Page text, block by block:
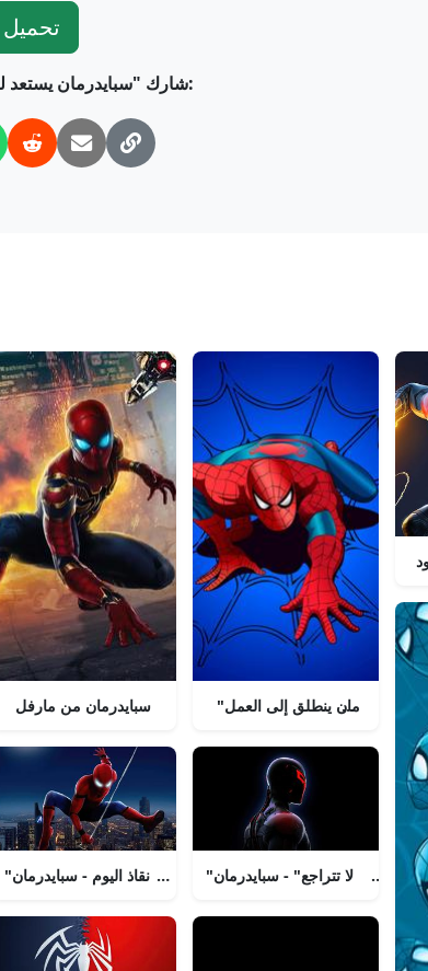
تحميل
شارك "سبايدرمان يستعد للتأرجح عبر المدينة" مع الأصدقاء:
سبايدرمان من مارفل
"يتأرجح نحو السماء لإنقاذ اليوم - سبايدرمان!"
الحياة، لا تتراجع" - سبايدرمان